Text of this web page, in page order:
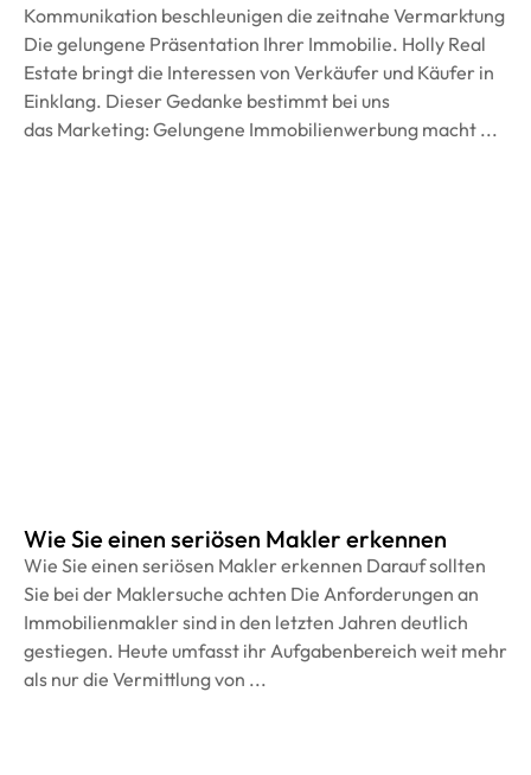
Kommunikation beschleunigen die zeitnahe Vermarktung
Die gelungene Präsentation Ihrer Immobilie. Holly Real
Estate bringt die Interessen von Verkäufer und Käufer in
Einklang. Dieser Gedanke bestimmt bei uns
das Marketing: Gelungene Immobilienwerbung macht ...
Wie Sie einen seriösen Makler erkennen
Wie Sie einen seriösen Makler erkennen Darauf sollten
Sie bei der Maklersuche achten Die Anforderungen an
Immobilienmakler sind in den letzten Jahren deutlich
gestiegen. Heute umfasst ihr Aufgabenbereich weit mehr
als nur die Vermittlung von ...